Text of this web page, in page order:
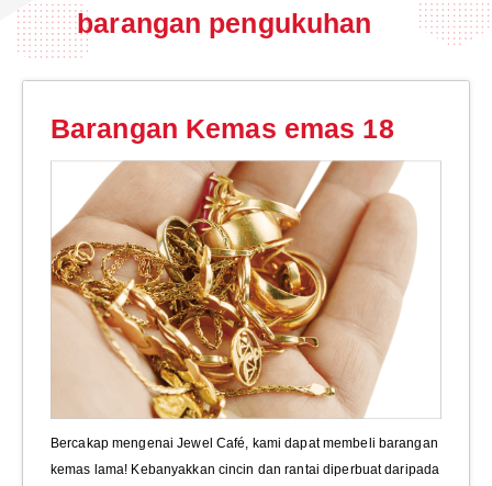
barangan pengukuhan
Barangan Kemas emas 18
Bercakap mengenai Jewel Café, kami dapat membeli barangan
kemas lama! Kebanyakkan cincin dan rantai diperbuat daripada